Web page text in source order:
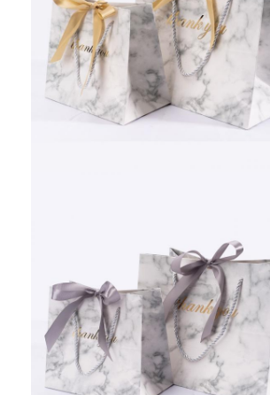
opvouwbare papieren doos
toonbank
Kleinschappen voor de winkel
Kleefkleefmerk
Gepersonaliseerd rood pakket